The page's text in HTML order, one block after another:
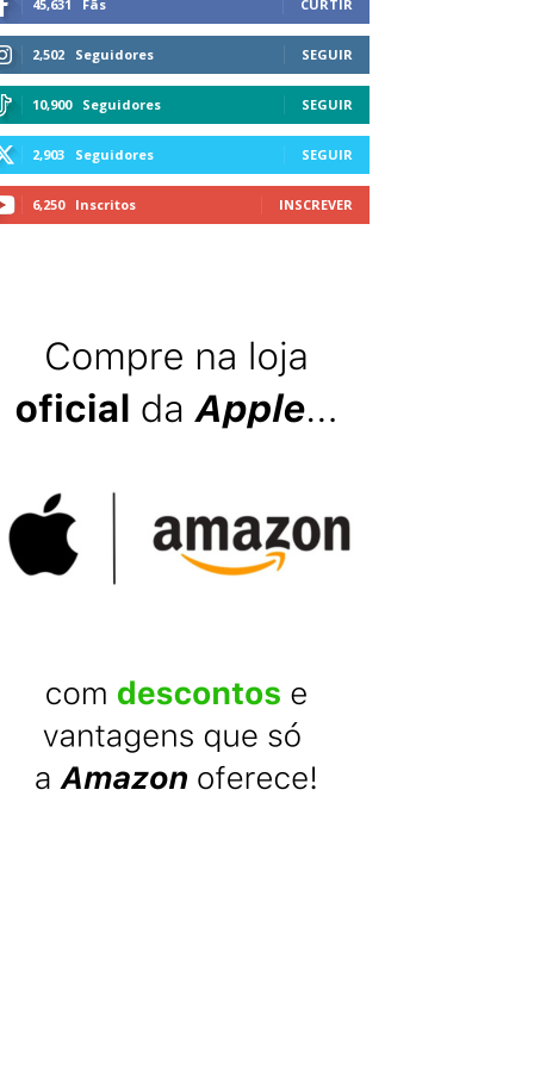
45,631 Fãs CURTIR
2,502 Seguidores SEGUIR
10,900 Seguidores SEGUIR
2,903 Seguidores SEGUIR
6,250 Inscritos INSCREVER